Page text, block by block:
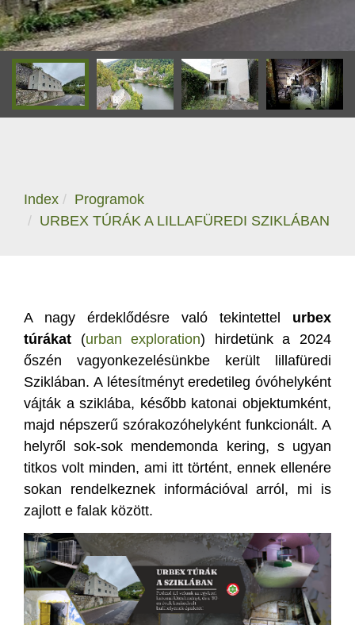
Index
Programok
URBEX TÚRÁK A LILLAFÜREDI SZIKLÁBAN
A nagy érdeklődésre való tekintettel urbex
túrákat (urban exploration) hirdetünk a 2024
őszén vagyonkezelésünkbe került lillafüredi
Sziklában. A létesítményt eredetileg óvóhelyként
vájták a sziklába, később katonai objektumként,
majd népszerű szórakozóhelyként funkcionált. A
helyről sok-sok mendemonda kering, s ugyan
titkos volt minden, ami itt történt, ennek ellenére
sokan rendelkeznek információval arról, mi is
zajlott e falak között.